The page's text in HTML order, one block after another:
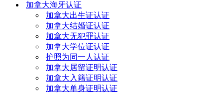
加拿大海牙认证
加拿大出生证认证
加拿大结婚证认证
加拿大无犯罪认证
加拿大学位证认证
护照为同一人认证
加拿大居留证明认证
加拿大入籍证明认证
加拿大单身证明认证